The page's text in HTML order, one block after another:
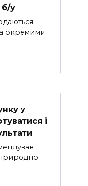
у
окремими
у
і